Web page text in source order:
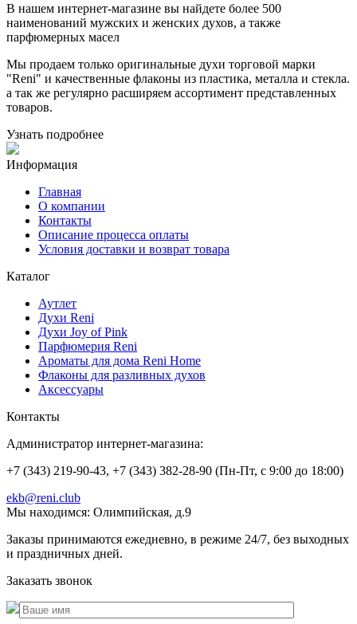
В нашем интернет-магазине вы найдете более 500
наименований мужских и женских духов, а также
парфюмерных масел
Мы продаем только оригинальные духи торговой марки
"Reni" и качественные флаконы из пластика, металла и стекла.
а так же регулярно расширяем ассортимент представленных
товаров.
Узнать подробнее
Информация
Главная
О компании
Контакты
Описание процесса оплаты
Условия доставки и возврат товара
Каталог
Аутлет
Духи Reni
Духи Joy of Pink
Парфюмерия Reni
Ароматы для дома Reni Home
Флаконы для разливных духов
Аксессуары
Контакты
Администратор интернет-магазина:
+7 (343) 219-90-43, +7 (343) 382-28-90 (Пн-Пт, с 9:00 до 18:00)
ekb@reni.club
Мы находимся: Олимпийская, д.9
Заказы принимаются ежедневно, в режиме 24/7, без выходных
и праздничных дней.
Заказать звонок